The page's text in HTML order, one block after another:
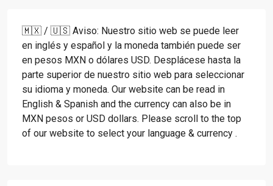
🇲🇽 / 🇺🇸 Aviso: Nuestro sitio web se puede leer
en inglés y español y la moneda también puede ser
en pesos MXN o dólares USD. Desplácese hasta la
parte superior de nuestro sitio web para seleccionar
su idioma y moneda. Our website can be read in
English & Spanish and the currency can also be in
MXN pesos or USD dollars. Please scroll to the top
of our website to select your language & currency .